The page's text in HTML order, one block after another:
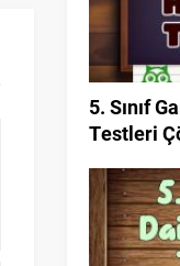
5. Sınıf
Testleri